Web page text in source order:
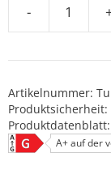
-
LED-
Artikelnummer:
Produktsicherheit:
Produktdatenblatt:
A+ auf der